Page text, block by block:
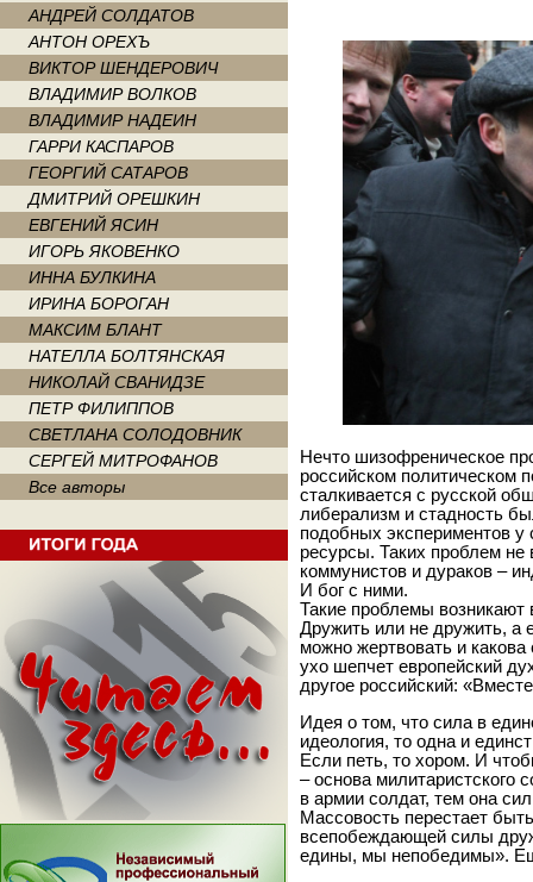
АНДРЕЙ СОЛДАТОВ
АНТОН ОРЕХЪ
ВИКТОР ШЕНДЕРОВИЧ
ВЛАДИМИР ВОЛКОВ
ВЛАДИМИР НАДЕИН
ГАРРИ КАСПАРОВ
ГЕОРГИЙ САТАРОВ
ДМИТРИЙ ОРЕШКИН
ЕВГЕНИЙ ЯСИН
ИГОРЬ ЯКОВЕНКО
ИННА БУЛКИНА
ИРИНА БОРОГАН
МАКСИМ БЛАНТ
НАТЕЛЛА БОЛТЯНСКАЯ
НИКОЛАЙ СВАНИДЗЕ
ПЕТР ФИЛИППОВ
СВЕТЛАНА СОЛОДОВНИК
СЕРГЕЙ МИТРОФАНОВ
Все авторы
Нечто шизофреническое
российском политическом
сталкивается с русской
либерализм и стадность
подобных экспериментов
ресурсы. Таких проблем не
коммунистов и дураков –
И бог с ними.
Такие проблемы возникают
Дружить или не дружить, а
можно жертвовать и
ухо шепчет европейский
другое российский:
Идея о том, что сила в
идеология, то одна и
Если петь, то хором. И
– основа милитаристского
в армии солдат, тем она
Массовость перестает
всепобеждающей силы
едины, мы непобедимы».